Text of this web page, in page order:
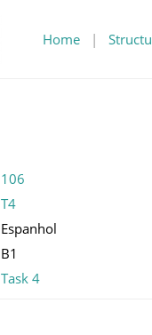
Home |
106
T4
Espanhol
B1
Task 4